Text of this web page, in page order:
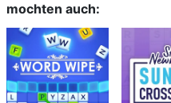
mochten auch: